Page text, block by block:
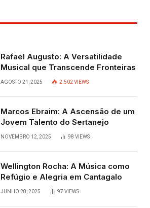
Rafael Augusto: A Versatilidade
Musical que Transcende Fronteiras
AGOSTO 21, 2025 2.502VIEWS
Marcos Ebraim: A Ascensão de um
Jovem Talento do Sertanejo
NOVEMBRO 12, 2025 98 VIEWS
Wellington Rocha: A Música como
Refúgio e Alegria em Cantagalo
JUNHO 28, 2025 97 VIEWS